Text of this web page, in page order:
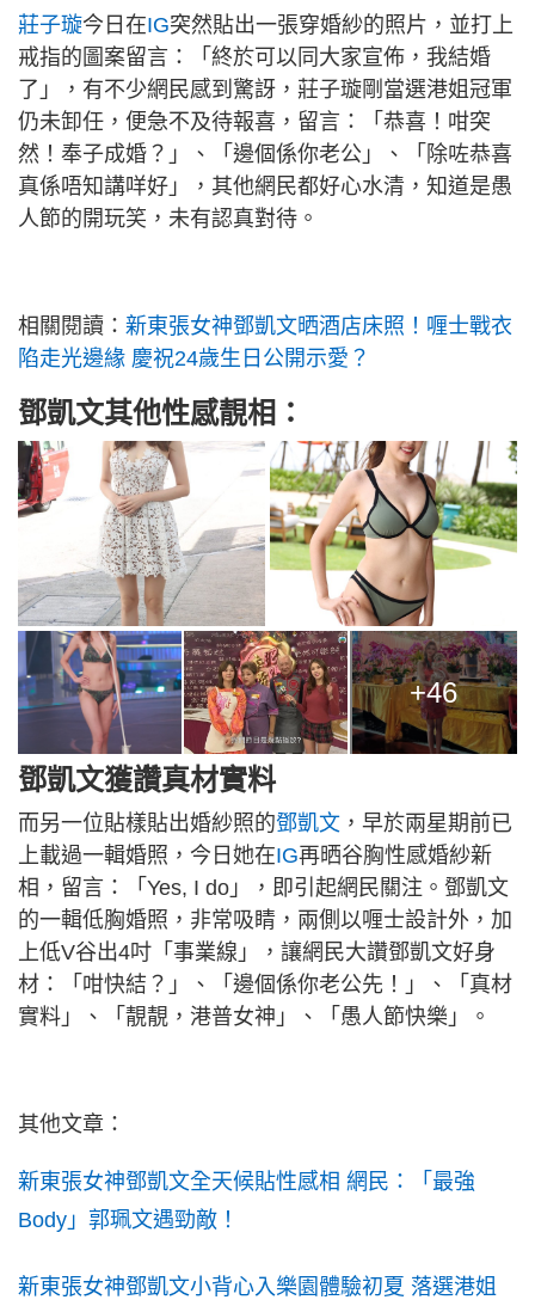
莊子璇今日在IG突然貼出一張穿婚紗的照片，並打上
戒指的圖案留言：「終於可以同大家宣佈，我結婚
了」，有不少網民感到驚訝，莊子璇剛當選港姐冠軍
仍未卸任，便急不及待報喜，留言：「恭喜！咁突
然！奉子成婚？」、「邊個係你老公」、「除咗恭喜
真係唔知講咩好」，其他網民都好心水清，知道是愚
人節的開玩笑，未有認真對待。
相關閱讀： 新東張女神鄧凱文晒酒店床照！喱士戰衣
陷走光邊緣 慶祝24歲生日公開示愛？
鄧凱文其他性感靚相：
+46
鄧凱文獲讚真材實料
而另一位貼樣貼出婚紗照的鄧凱文 ，早於兩星期前已
上載過一輯婚照，今日她在IG再晒谷胸性感婚紗新
相，留言：「Yes, I do」，即引起網民關注。鄧凱文
的一輯低胸婚照，非常吸睛，兩側以喱士設計外，加
上低V谷出4吋「事業線」，讓網民大讚鄧凱文好身
材：「咁快結？」、「邊個係你老公先！」、「真材
實料」、「靚靚，港普女神」、「愚人節快樂」。
其他文章：
新東張女神鄧凱文全天候貼性感相 網民：「最強
Body」郭珮文遇勁敵！
新東張女神鄧凱文小背心入樂園體驗初夏 落選港姐